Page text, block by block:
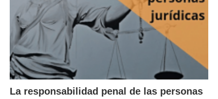
La responsabilidad penal de las personas